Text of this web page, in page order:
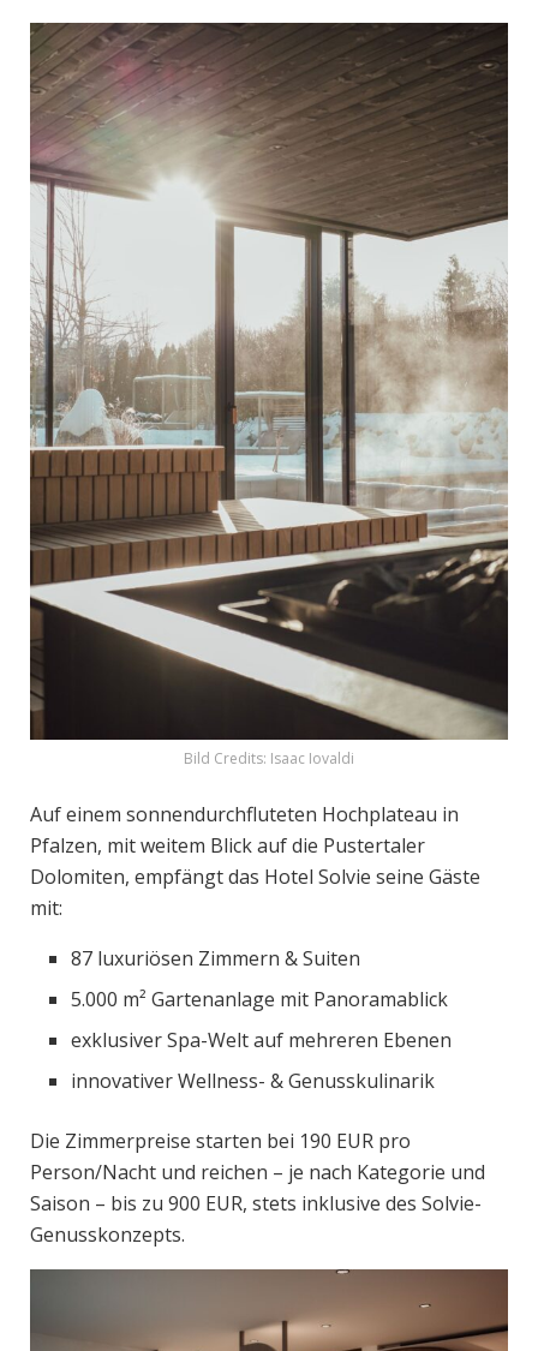
Bild Credits: Isaac Iovaldi
Auf einem sonnendurchfluteten Hochplateau in
Pfalzen, mit weitem Blick auf die Pustertaler
Dolomiten, empfängt das Hotel Solvie seine Gäste
mit:
87 luxuriösen Zimmern & Suiten
5.000 m² Gartenanlage mit Panoramablick
exklusiver Spa-Welt auf mehreren Ebenen
innovativer Wellness- & Genusskulinarik
Die Zimmerpreise starten bei 190 EUR pro
Person/Nacht und reichen – je nach Kategorie und
Saison – bis zu 900 EUR, stets inklusive des Solvie-
Genusskonzepts.